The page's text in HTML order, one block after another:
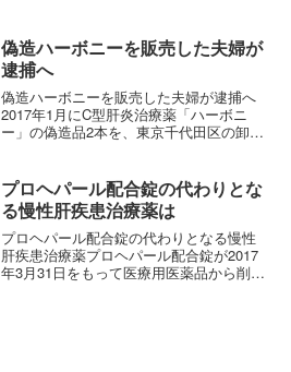
偽造ハーボニーを販売した夫婦が
逮捕へ
偽造ハーボニーを販売した夫婦が逮捕へ
2017年1月にC型肝炎治療薬「ハーボニ
ー」の偽造品2本を、東京千代田区の卸売
男性（43）と妻（49））が逮捕されるみ
こみです。2...
プロヘパール配合錠の代わりとな
る慢性肝疾患治療薬は
プロヘパール配合錠の代わりとなる慢性
肝疾患治療薬プロヘパール配合錠が2017
年3月31日をもって医療用医薬品から削除